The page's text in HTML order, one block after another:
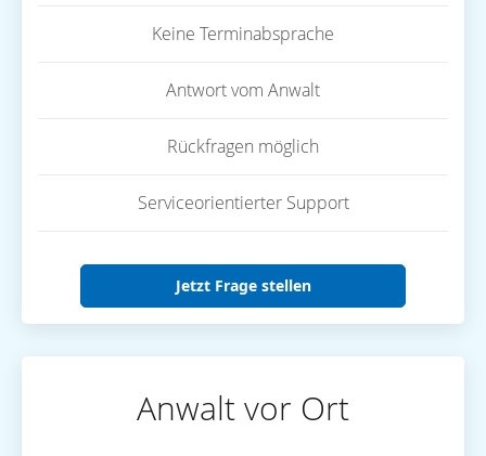
Keine Terminabsprache
Antwort vom Anwalt
Rückfragen möglich
Serviceorientierter Support
Jetzt Frage stellen
Anwalt vor Ort